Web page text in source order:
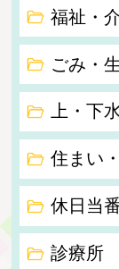
福祉・
ごみ・
上・下
住まい
休日当
診療所